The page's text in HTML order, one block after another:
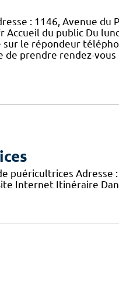
: 1146, Avenue du
Accueil du public Du
sur le répondeur
prendre rendez-vous
puéricultrices Adresse
Internet Itinéraire